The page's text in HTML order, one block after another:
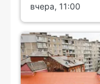
вчера, 11:00